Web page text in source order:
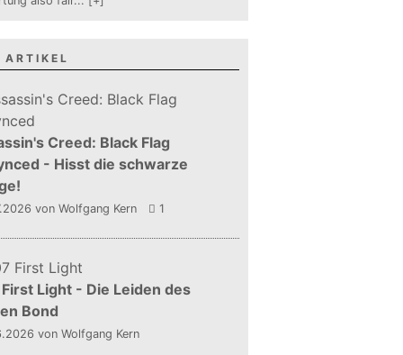
ARTIKEL
Creed: Black Flag
- Hisst die schwarze
von Wolfgang Kern 1
Light - Die Leiden des
Bond
von Wolfgang Kern